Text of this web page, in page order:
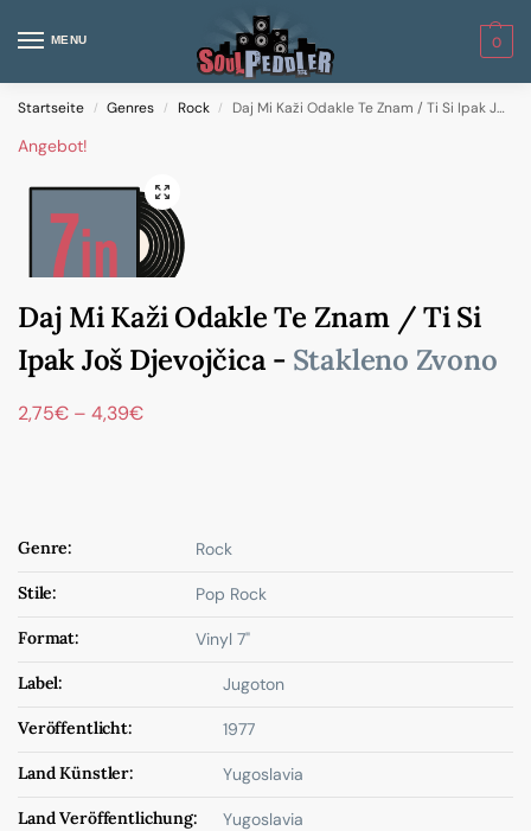
MENU 0
Startseite / Genres / Rock / Daj Mi Kaži Odakle Te Znam / Ti Si Ipak Još Djevojčica
Angebot!
Daj Mi Kaži Odakle Te Znam / Ti Si
Ipak Još Djevojčica - Stakleno Zvono
2,75€ – 4,39€
Genre: Rock
Stile: Pop Rock
Format: Vinyl 7"
Label: Jugoton
Veröffentlicht: 1977
Land Künstler: Yugoslavia
Land Veröffentlichung: Yugoslavia